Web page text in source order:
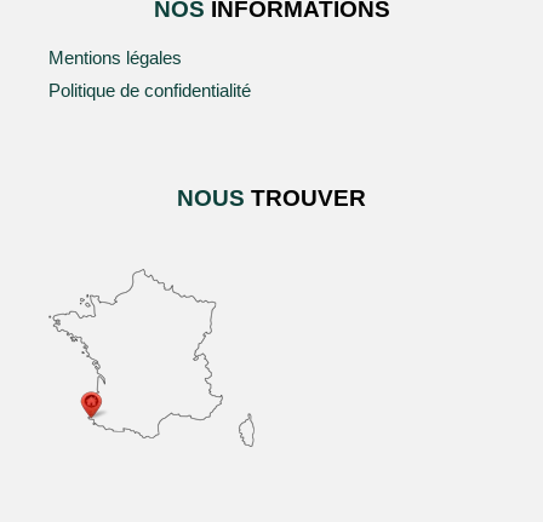
NOS INFORMATIONS
Mentions légales
Politique de confidentialité
NOUS TROUVER